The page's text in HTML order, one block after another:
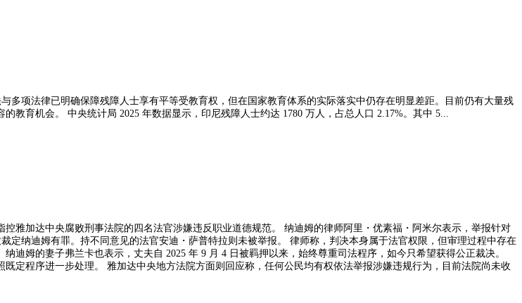
多项法律已明确保障残障人士享有平等受教育权，但在国家教育体系的实际落实中仍存在明显差距。目前仍有大量残
障儿童因设施不便、特教老师不足、政策执行不力及社会偏见等因素，难以获得优质、安全且包容的教育机会。 中央统计局 2025 年数据显示，印尼残障人士约达 1780 万人，占总人口 2.17%。其中 5...
法官涉嫌违反职业道德规范。 纳迪姆的律师阿里・优素福・阿米尔表示，举报针对
官安迪・萨普特拉则未被举报。 律师称，判决本身属于法官权限，但审理过程中存在
姆的妻子弗兰卡也表示，丈夫自 2025 年 9 月 4 日被羁押以来，始终尊重司法程序，如今只希望获得公正裁决。
法举报涉嫌违规行为，目前法院尚未收